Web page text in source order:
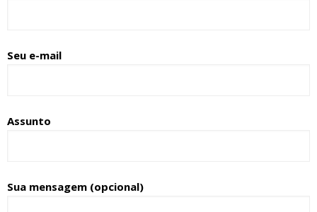
Seu e-mail
Assunto
Sua mensagem (opcional)